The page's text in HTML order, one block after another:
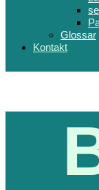
Glossar
Kontakt